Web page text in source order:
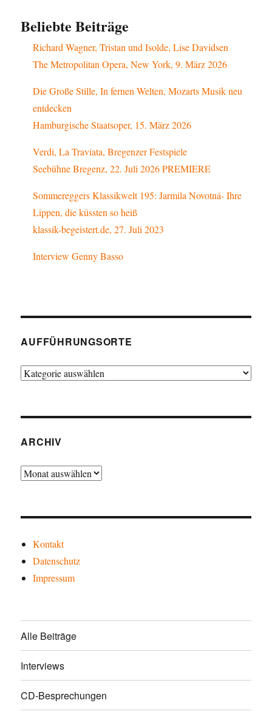
Beliebte Beiträge
Richard Wagner, Tristan und Isolde, Lise Davidsen
The Metropolitan Opera, New York, 9. März 2026
Die Große Stille, In fernen Welten, Mozarts Musik neu
entdecken
Hamburgische Staatsoper, 15. März 2026
Verdi, La Traviata, Bregenzer Festspiele
Seebühne Bregenz, 22. Juli 2026 PREMIERE
Sommereggers Klassikwelt 195: Jarmila Novotná- Ihre
Lippen, die küssten so heiß
klassik-begeistert.de, 27. Juli 2023
Interview Genny Basso
AUFFÜHRUNGSORTE
Aufführungsorte
ARCHIV
Archiv
Kontakt
Datenschutz
Impressum
Alle Beiträge
Interviews
CD-Besprechungen